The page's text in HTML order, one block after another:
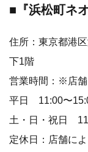
■『浜松町ネ
住所：東京都港
下1階
営業時間：※店
平日 11:00〜
土・日・祝日
定休日：店舗に